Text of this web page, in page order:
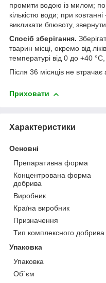
промити водою із милом;
кількістю води; при
викликати блювоту,
Спосіб зберігання.
тварин місці, окремо від
температурі від 0 до +40
Після 36 місяців не втрачає
Приховати
Характеристики
Основні
Препаративна форма
Концентрована форма
добрива
Виробник
Країна виробник
Призначення
Тип комплексного добрива
Упаковка
Упаковка
Об`єм